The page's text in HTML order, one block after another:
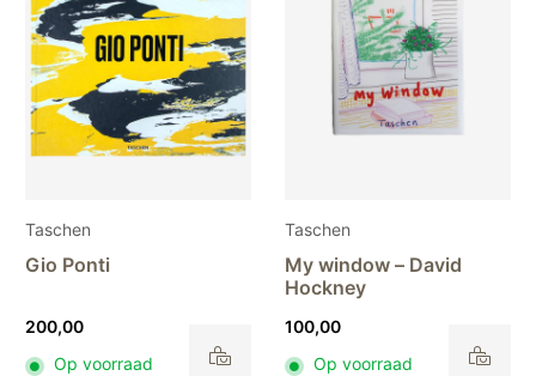
productpagina
Taschen
Gio Ponti
200,00
Op voorraad
Taschen
My window – David
Hockney
100,00
Op voorraad